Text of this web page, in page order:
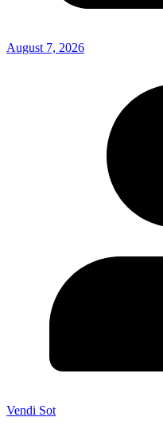
August 7, 2026
Vendi Sot